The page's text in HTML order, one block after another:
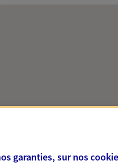
garanties, sur nos